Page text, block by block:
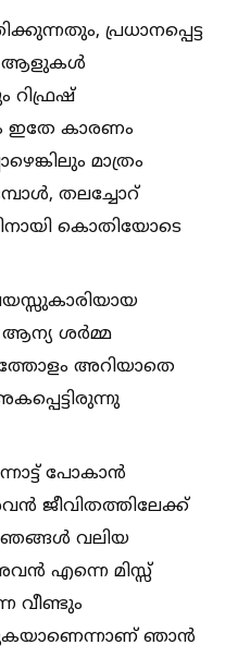
പ്രധാനപ്പെട്ട
ആളുകള്‍
ഇതേ കാരണം
മാത്രം
തലച്ചോറ്
കൊതിയോടെ
ആന്യ ശര്‍മ്മ
അറിയാതെ
പോകാന്‍
ജീവിതത്തിലേക്ക്
ഞങ്ങള്‍ വലിയ
എന്നെ മിസ്സ്
വീണ്ടും
ഞാന്‍